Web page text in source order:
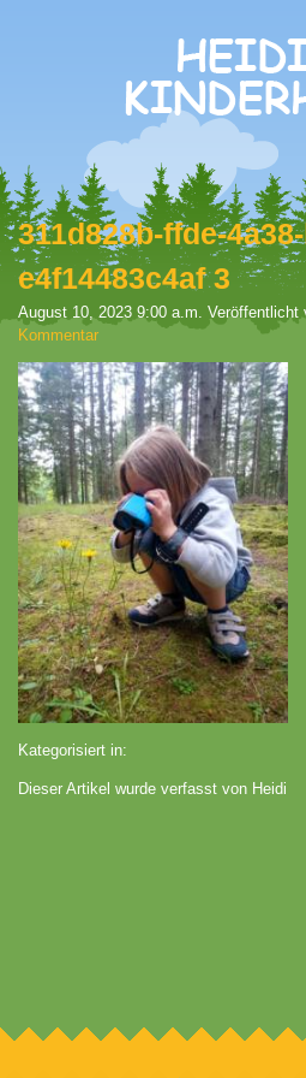
311d828b-ffde-
e4f14483c4af 3
August 10, 2023 9:00 a.m. Veröffentlicht
Kommentar
Kategorisiert in:
Dieser Artikel wurde verfasst von Heidi